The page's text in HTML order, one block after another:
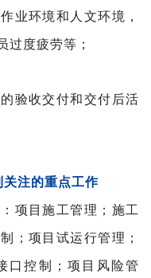
业环境和人文环境，
过度疲劳等；
验收交付和交付后活
注的重点工作
项目施工管理；施工
；项目试运行管理；
口控制；项目风险管